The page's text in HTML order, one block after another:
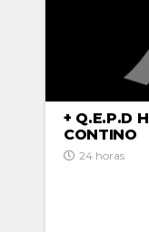
+ Q.E.P.D
CONTINO
24 horas